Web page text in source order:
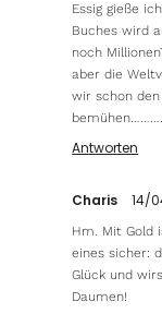
Essig gieße
Buches wird
noch
aber die
wir schon
Antworten
Charis 14/
Hm. Mit Gold
eines sicher:
Glück und
Daumen!